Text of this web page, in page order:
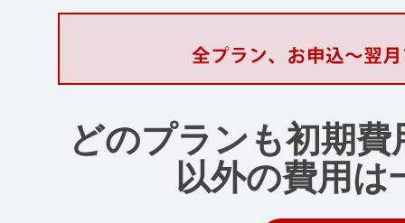
どのプランも初期
以外の費用は